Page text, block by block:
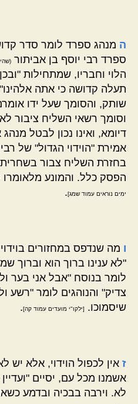
ה מנהג ספרד לומר סדר
ספרד רבי יוסף בן אביתור
הלוי וחבריו, שמתחילות
תעלה קדושה כי אתה
שותק, והסומך שעל ידו
וסומך רשאי השליח ציבור
דיומא, ואינו נכון לבטל
אמירת "הוידוי הגדול" של
בחזרת השליח צבור
הפסק כלל. והמונע
ימים נוראים עמוד שמג].
ו מה שנדפס במחזורים
"לא ענינו ברוך הוא וברוך
לומר בנוסח "אבל אני בער
צדיק" והנוהגים לומר "רשע
שיסמוכו.
[ילקו"י מועדים עמוד קה].
ז אין לכפול הוידוי, אלא יש
אשמנו מכל עם, יסיים
לא. וירבה בבכיה ובדמע